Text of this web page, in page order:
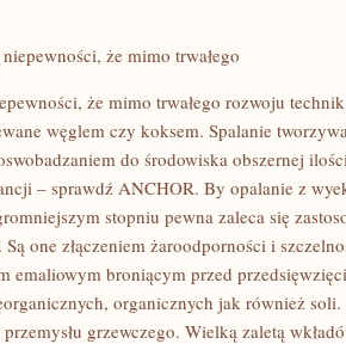
że mimo trwałego
że mimo trwałego rozwoju
węglem czy koksem. Spalanie
do środowiska obszernej
– sprawdź ANCHOR. By opalanie z
stopniu pewna zaleca się
one złączeniem żaroodporności i
emaliowym broniącym przed
organicznych jak również
grzewczego. Wielką zaletą